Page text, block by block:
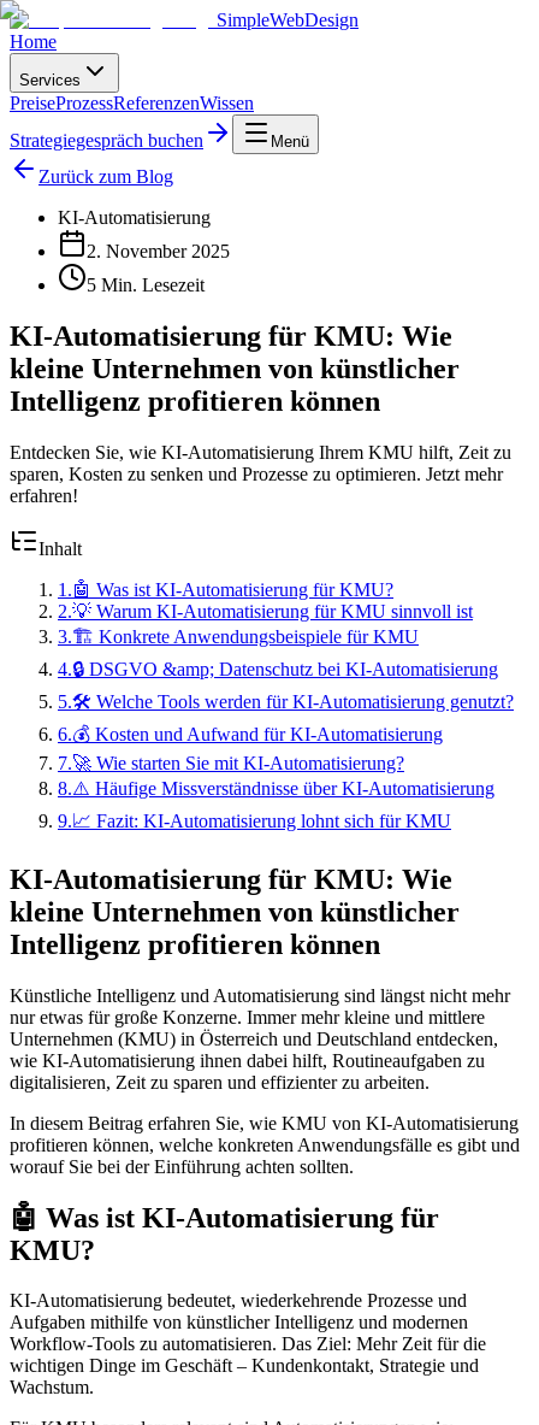
SimpleWebDesign
Home
Services
PreiseProzessReferenzenWissen
Strategiegespräch buchen
Menü
Zurück zum Blog
KI-Automatisierung
2. November 2025
5 Min. Lesezeit
KI-Automatisierung für KMU: Wie
kleine Unternehmen von künstlicher
Intelligenz profitieren können
Entdecken Sie, wie KI-Automatisierung Ihrem KMU hilft, Zeit zu
sparen, Kosten zu senken und Prozesse zu optimieren. Jetzt mehr
erfahren!
Inhalt
1 .🤖 Was ist KI-Automatisierung für KMU?
2.💡 Warum KI-Automatisierung für KMU sinnvoll ist
3.🏗️ Konkrete Anwendungsbeispiele für KMU
4.🔒 DSGVO &amp; Datenschutz bei KI-Automatisierung
5.🛠️ Welche Tools werden für KI-Automatisierung genutzt?
6.💰 Kosten und Aufwand für KI-Automatisierung
7.🚀 Wie starten Sie mit KI-Automatisierung?
8.⚠️ Häufige Missverständnisse über KI-Automatisierung
9.📈 Fazit: KI-Automatisierung lohnt sich für KMU
KI-Automatisierung für KMU: Wie
kleine Unternehmen von künstlicher
Intelligenz profitieren können
Künstliche Intelligenz und Automatisierung sind längst nicht mehr
nur etwas für große Konzerne. Immer mehr kleine und mittlere
Unternehmen (KMU) in Österreich und Deutschland entdecken,
wie KI-Automatisierung ihnen dabei hilft, Routineaufgaben zu
digitalisieren, Zeit zu sparen und effizienter zu arbeiten.
In diesem Beitrag erfahren Sie, wie KMU von KI-Automatisierung
profitieren können, welche konkreten Anwendungsfälle es gibt und
worauf Sie bei der Einführung achten sollten.
🤖 Was ist KI-Automatisierung für
KMU?
KI-Automatisierung bedeutet, wiederkehrende Prozesse und
Aufgaben mithilfe von künstlicher Intelligenz und modernen
Workflow-Tools zu automatisieren. Das Ziel: Mehr Zeit für die
wichtigen Dinge im Geschäft – Kundenkontakt, Strategie und
Wachstum.